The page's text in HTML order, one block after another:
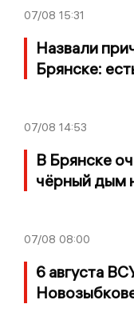
07/08 15:31
Назвали
Брянске:
07/08 14:53
В Брянске
чёрный дым
07/08 08:00
6 августа